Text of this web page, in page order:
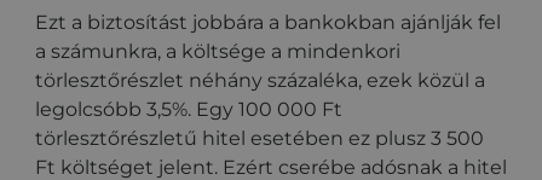
Ezt a biztosítást jobbára a bankokban ajánlják fel
a számunkra, a költsége a mindenkori
törlesztőrészlet néhány százaléka, ezek közül a
legolcsóbb 3,5%. Egy 100 000 Ft
törlesztőrészletű hitel esetében ez plusz 3 500
Ft költséget jelent. Ezért cserébe adósnak a hitel